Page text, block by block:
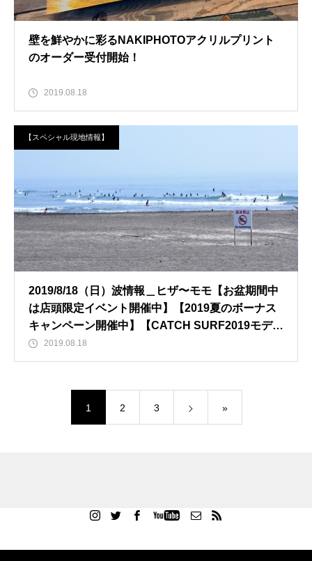
壁を鮮やかに彩るNAKIPHOTOアクリルプリント
のオーダー受付開始！
2019.08.18
【スペシャル現地情報】
2019/8/18（日）波情報＿ヒザ〜モモ【お盆期間中
は店頭限定イベント開催中】【2019夏のボーナス
キャンペーン開催中】【CATCH SURF2019モデル
発売中】
2019.08.18
1 2 3 »